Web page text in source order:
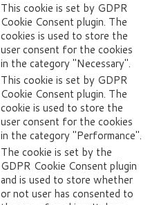
This cookie is set by GDPR
Cookie Consent plugin. The
cookies is used to store the
user consent for the cookies
in the category "Necessary".
This cookie is set by GDPR
Cookie Consent plugin. The
cookie is used to store the
user consent for the cookies
in the category "Performance".
The cookie is set by the
GDPR Cookie Consent plugin
and is used to store whether
or not user has consented to